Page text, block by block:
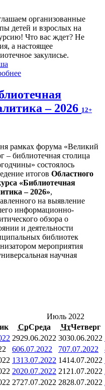
организованные
детей и взрослых на
Что вас ждет? Не
а настоящее
закулисье.
– 2026 12+
рамках форума «Великий
– библиотечная столица
состоялось
итогов Областного
«Библиотечная
– 2026»,
на выявление
информационно-
обзора о
и деятельности
библиотек
мероприятия
научная
Июль 2022
СрСреда ЧтЧетверг
2929.06.2022 3030.06.2022
606.07.2022 707.07.2022
1313.07.2022 1414.07.2022
2020.07.2022 21 21.07.2022
2727.07.2022 2828.07.2022